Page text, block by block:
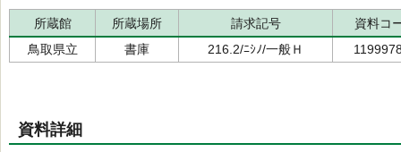
所蔵館 所蔵場所 請求記号
資料コ
鳥取県立
書庫 216.2/ﾆｼﾉ/一般Ｈ
資料詳細